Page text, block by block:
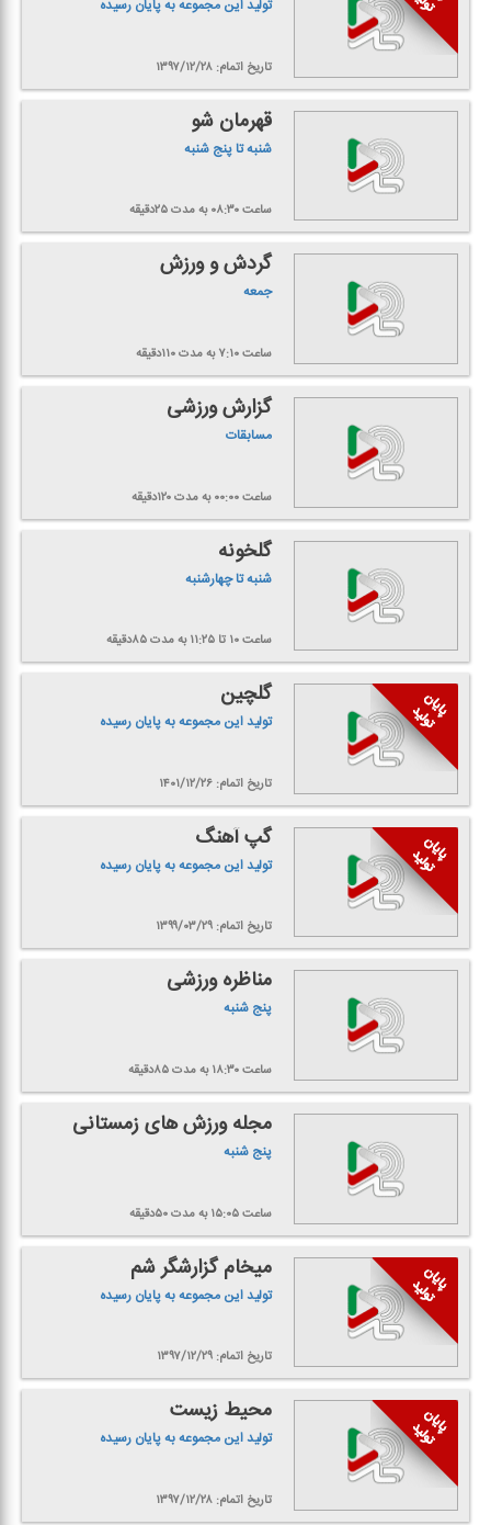
تولید این مجموعه به پایان رسیده
تاریخ اتمام: ۱۳۹۷/۱۲/۲۸
قهرمان شو
شنبه تا پنج شنبه
ساعت ۰۸:۳۰ به مدت ۲۵دقیقه
گردش و ورزش
جمعه
ساعت ۷:۱۰ به مدت ۱۱۰دقیقه
گزارش ورزشی
مسابقات
ساعت ۰۰:۰۰ به مدت ۱۲۰دقیقه
گلخونه
شنبه تا چهارشنبه
ساعت ۱۰ تا ۱۱:۲۵ به مدت ۸۵دقیقه
گلچین
تولید این مجموعه به پایان رسیده
تاریخ اتمام: ۱۴۰۱/۱۲/۲۶
گپ آهنگ
تولید این مجموعه به پایان رسیده
تاریخ اتمام: ۱۳۹۹/۰۳/۲۹
مناظره ورزشی
پنج شنبه
ساعت ۱۸:۳۰ به مدت ۸۵دقیقه
مجله ورزش های زمستانی
پنج شنبه
ساعت ۱۵:۰۵ به مدت ۵۰دقیقه
میخام گزارشگر شم
تولید این مجموعه به پایان رسیده
تاریخ اتمام: ۱۳۹۷/۱۲/۲۹
محیط زیست
تولید این مجموعه به پایان رسیده
تاریخ اتمام: ۱۳۹۷/۱۲/۲۸